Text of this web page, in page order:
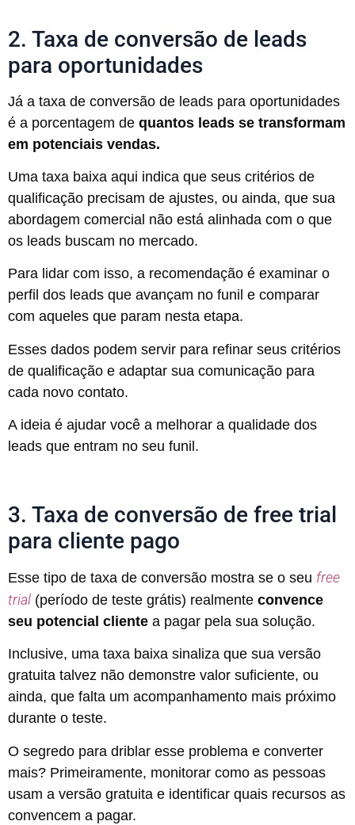
2. Taxa de conversão de leads
para oportunidades
Já a taxa de conversão de leads para oportunidades
é a porcentagem de quantos leads se transformam
em potenciais vendas.
Uma taxa baixa aqui indica que seus critérios de
qualificação precisam de ajustes, ou ainda, que sua
abordagem comercial não está alinhada com o que
os leads buscam no mercado.
Para lidar com isso, a recomendação é examinar o
perfil dos leads que avançam no funil e comparar
com aqueles que param nesta etapa.
Esses dados podem servir para refinar seus critérios
de qualificação e adaptar sua comunicação para
cada novo contato.
A ideia é ajudar você a melhorar a qualidade dos
leads que entram no seu funil.
3. Taxa de conversão de free trial
para cliente pago
Esse tipo de taxa de conversão mostra se o seu free
trial (período de teste grátis) realmente convence
seu potencial cliente a pagar pela sua solução.
Inclusive, uma taxa baixa sinaliza que sua versão
gratuita talvez não demonstre valor suficiente, ou
ainda, que falta um acompanhamento mais próximo
durante o teste.
O segredo para driblar esse problema e converter
mais? Primeiramente, monitorar como as pessoas
usam a versão gratuita e identificar quais recursos as
convencem a pagar.